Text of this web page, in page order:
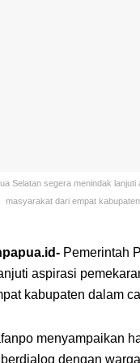
Selatan segera menindak
masyarakat dari empat
Pemerintah
aspirasi
kabupaten dalam
menyampaikan
dengan